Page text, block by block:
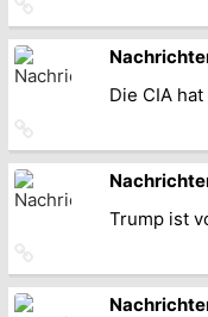
zum
Originalbeitrag
Die CIA
zum
Originalbeitrag
Trump ist
zum
Originalbeitrag